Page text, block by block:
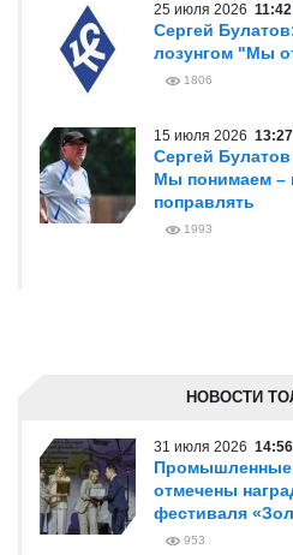
25 июля 2026 11:42
Сергей
лозунгом "Мы
1806
15 июля 2026 13:27
Сергей
Мы понимаем –
поправлять
1993
НОВОСТИ
31 июля 2026 14:56
Промышленные
отмечены
фестиваля
953